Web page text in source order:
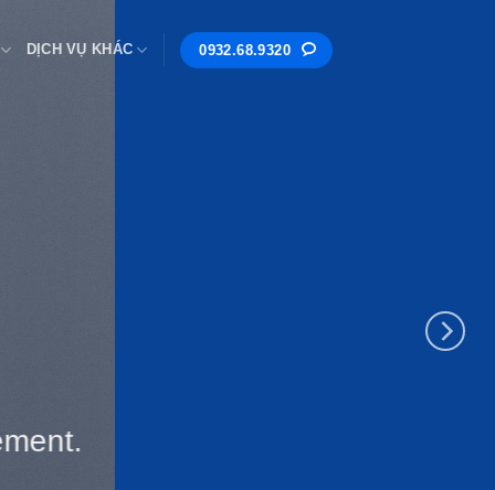
DỊCH VỤ KHÁC 0932.68.9320